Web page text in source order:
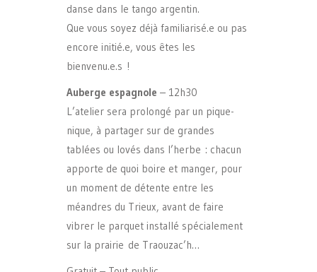
danse dans le tango argentin.
Que vous soyez déjà familiarisé.e ou pas
encore initié.e, vous êtes les
bienvenu.e.s !
Auberge espagnole – 12h30
L’atelier sera prolongé par un pique-
nique, à partager sur de grandes
tablées ou lovés dans l’herbe : chacun
apporte de quoi boire et manger, pour
un moment de détente entre les
méandres du Trieux, avant de faire
vibrer le parquet installé spécialement
sur la prairie de Traouzac’h…